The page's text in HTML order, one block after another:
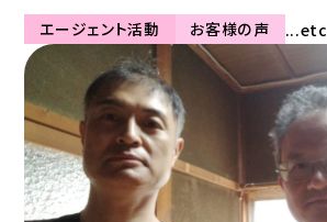
エージェント活動 お客様の声 ...etc